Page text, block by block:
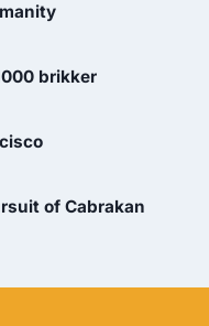
brikker
of Cabrakan